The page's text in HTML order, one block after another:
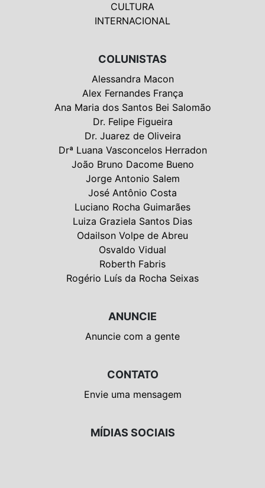
CULTURA
INTERNACIONAL
COLUNISTAS
Alessandra Macon
Alex Fernandes França
Ana Maria dos Santos Bei Salomão
Dr. Felipe Figueira
Dr. Juarez de Oliveira
Drª Luana Vasconcelos Herradon
João Bruno Dacome Bueno
Jorge Antonio Salem
José Antônio Costa
Luciano Rocha Guimarães
Luiza Graziela Santos Dias
Odailson Volpe de Abreu
Osvaldo Vidual
Roberth Fabris
Rogério Luís da Rocha Seixas
ANUNCIE
Anuncie com a gente
CONTATO
Envie uma mensagem
MÍDIAS SOCIAIS